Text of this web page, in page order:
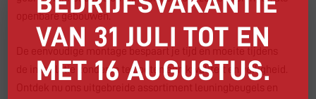
openbare gebouwen.
De eenvoudige montage bespaart je tijd en moeite tijdens
de installatie zonder in te boeten aan kwaliteit en veiligheid.
Ontdek nu ons uitgebreide assortiment leuningbeugels en
VAN 31 JULI TOT EN
MET 16 AUGUSTUS.